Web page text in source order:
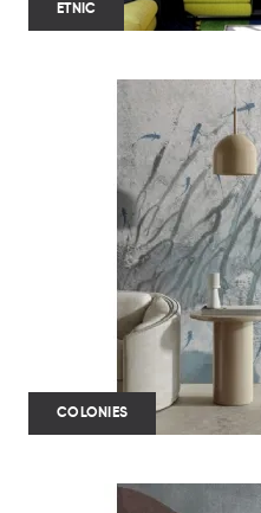
ETNIC
COLONIES